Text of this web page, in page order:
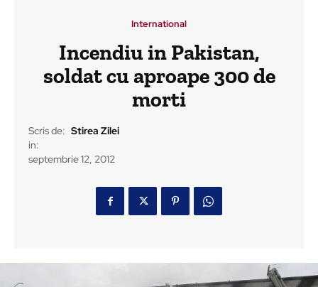
International
Incendiu in Pakistan,
soldat cu aproape 300 de
morti
Scris de: Stirea Zilei
in:
septembrie 12, 2012